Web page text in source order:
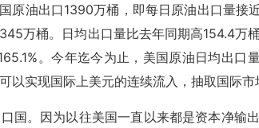
原油出口1390万桶，即每日原油出口量接
万桶。日均出口量比去年同期高154.4万
。今年迄今为止，美国原油日均出口
实现国际上美元的连续流入，抽取国际市
国。因为以往美国一直以来都是资本净输